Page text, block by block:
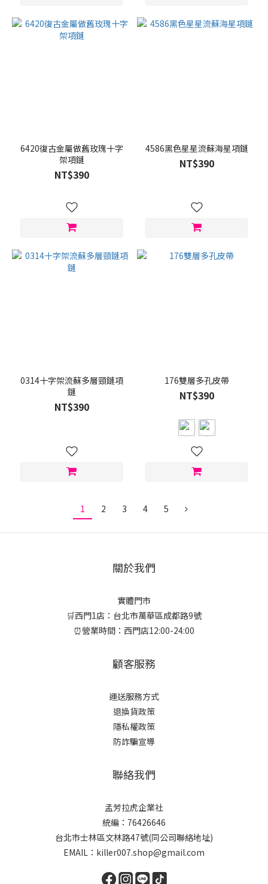
6420復古金屬做舊玫瑰十字
架項鏈
NT$390
4586黑色星星流蘇海星項鏈
NT$390
0314十字架流蘇多層頸鏈項
鏈
NT$390
176雙層多孔皮帶
NT$390
1 2 3 4 5
關於我們
實體門市
🛒西門1店：台北市萬華區成都路9號
⏰營業時間：西門店12:00-24:00
顧客服務
運送服務方式
退換貨政策
隱私權政策
防詐騙宣導
聯絡我們
孟芳拉虎企業社
統編：76426646
台北市士林區文林路47號(同公司聯絡地址)
EMAIL：killer007.shop@gmail.com